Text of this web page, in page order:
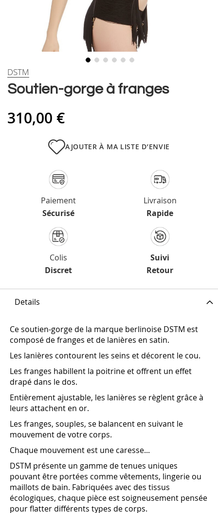
Skip
the
the
Soutien-gorge à franges
DSTM
310,00 €
AJOUTER À MA LISTE D’ENVIE
Paiement
Sécurisé
Livraison
Rapide
Colis
Discret
Suivi
Retour
Details
Ce soutien-gorge de la marque berlinoise DSTM est
composé de franges et de lanières en satin.
Les lanières contourent les seins et décorent le cou.
Les franges habillent la poitrine et offrent un effet
drapé dans le dos.
Entièrement ajustable, les lanières se règlent grâce à
leurs attachent en or.
Les franges, souples, se balancent en suivant le
mouvement de votre corps.
Chaque mouvement est une caresse...
DSTM présente un gamme de tenues uniques
pouvant être portées comme vêtements, lingerie ou
maillots de bain. Fabriquées avec des tissus
écologiques, chaque pièce est soigneusement pensée
pour flatter différents types de corps.